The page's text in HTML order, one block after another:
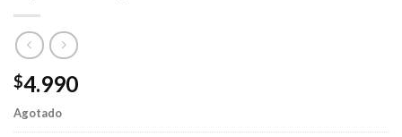
$4.990
Agotado